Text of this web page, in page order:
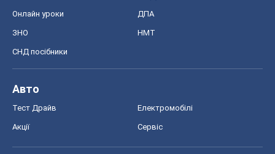
Онлайн уроки ДПА
ЗНО НМТ
СНД посібники
Авто
Тест Драйв Електромобілі
Акції Сервіс